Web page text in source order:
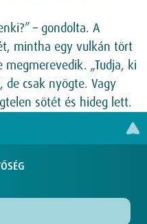
– gondolta. A
mintha egy vulkán tört
„Tudja, ki
de csak nyögte. Vagy
sötét és hideg lett.